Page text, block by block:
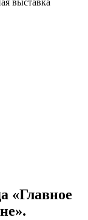
«Главное